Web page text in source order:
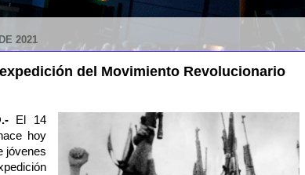
2021
del Movimiento Revolucionario
El 14
hoy
jóvenes